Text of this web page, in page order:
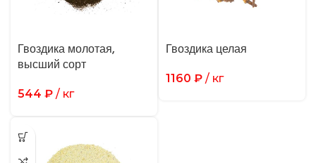
Гвоздика молотая,
высший сорт
544 ₽ / кг
Гвоздика целая
1160 ₽ / кг